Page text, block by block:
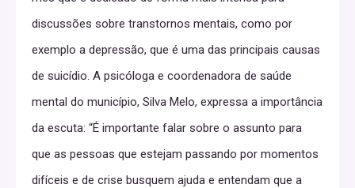
discussões sobre transtornos mentais, como por
exemplo a depressão, que é uma das principais causas
de suicídio. A psicóloga e coordenadora de saúde
mental do município, Silva Melo, expressa a importância
da escuta: “É importante falar sobre o assunto para
que as pessoas que estejam passando por momentos
difíceis e de crise busquem ajuda e entendam que a